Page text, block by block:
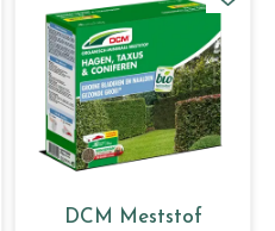
DCM Meststof